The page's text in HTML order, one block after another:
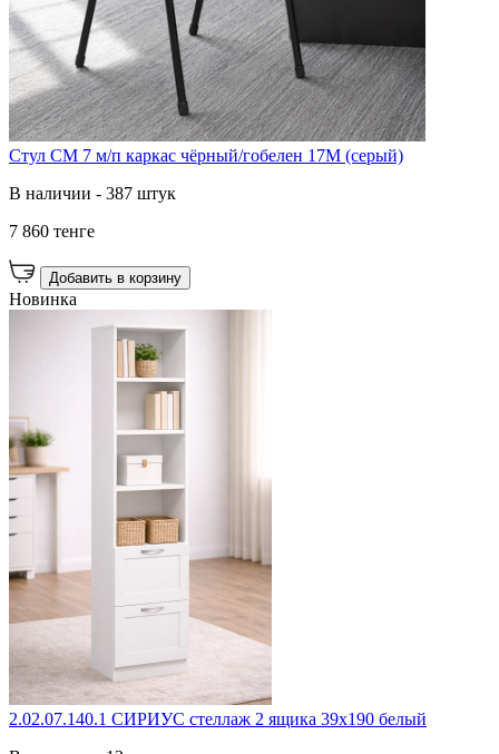
Стул СМ 7 м/п каркас чёрный/гобелен 17М (серый)
В наличии - 387 штук
7 860 тенге
Добавить в корзину
Новинка
2.02.07.140.1 СИРИУС стеллаж 2 ящика 39х190 белый